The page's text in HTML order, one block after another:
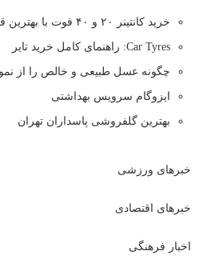
خرید کانتینر ۲۰ و ۴۰ فوت با بهترین قیمت
Car Tyres: راهنمای کامل خرید تایر
چگونه عسل طبیعی و خالص را از
ایزوگام سرویس بهداشتی
بهترین گلفروشی پاسداران تهران
خبرهای ورزشی
خبرهای اقتصادی
اخبار فرهنگی